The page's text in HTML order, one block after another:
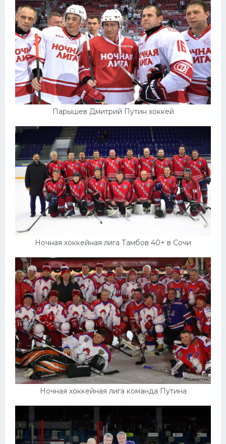
Парышев Дмитрий Путин хоккей
Ночная хоккейная лига Тамбов 40+ в Сочи
Ночная хоккейная лига команда Путина